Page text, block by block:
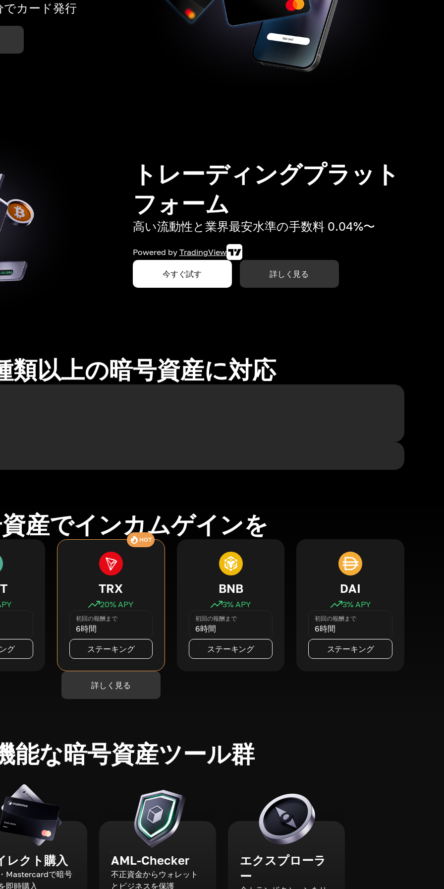
でカード発行
トレーディングプラット
フォーム
高い流動性と業界最安水準の手数料 0.04%〜
Powered by TradingView
今すぐ試す 詳しく見る
類以上の暗号資産に対応
産でインカムゲインを
グ
HOT
TRX
20% APY
初回の報酬まで
6時間
ステーキング
BNB
3% APY
初回の報酬まで
6時間
ステーキング
DAI
3% APY
初回の報酬まで
6時間
ステーキング
詳しく見る
能な暗号資産ツール群
レクト購入
Mastercardで暗号
即時購入
AML-Checker
不正資金からウォレット
とビジネスを保護
エクスプローラ
ー